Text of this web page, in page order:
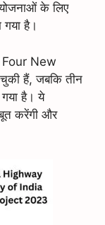
के लिए
है।
Four New
चुकी हैं, जबकि तीन
है। ये
करेंगी और